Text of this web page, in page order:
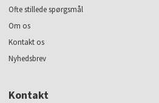
Ofte stillede spørgsmål
Om os
Kontakt os
Nyhedsbrev
Kontakt